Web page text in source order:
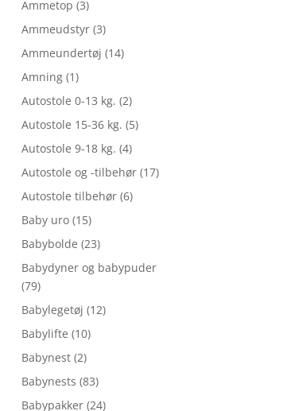
Ammetop (3)
Ammeudstyr (3)
Ammeundertøj (14)
Amning (1)
Autostole 0-13 kg. (2)
Autostole 15-36 kg. (5)
Autostole 9-18 kg. (4)
Autostole og -tilbehør (17)
Autostole tilbehør (6)
Baby uro (15)
Babybolde (23)
Babydyner og babypuder
(79)
Babylegetøj (12)
Babylifte (10)
Babynest (2)
Babynests (83)
Babypakker (24)